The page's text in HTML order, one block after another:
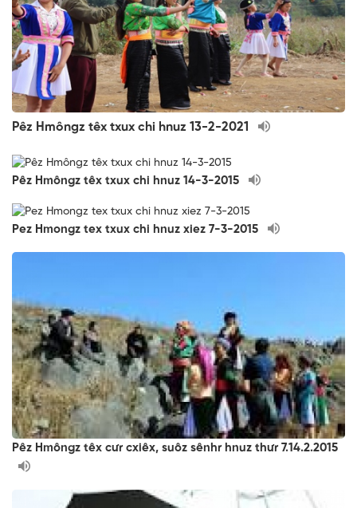
Pêz Hmôngz têx txux chi hnuz 13-2-2021
Pêz Hmôngz têx txux chi hnuz 14-3-2015
Pez Hmongz tex txux chi hnuz xiez 7-3-2015
Pêz Hmôngz têx cưr cxiêx, suôz sênhr hnuz thưr 7.14.2.2015